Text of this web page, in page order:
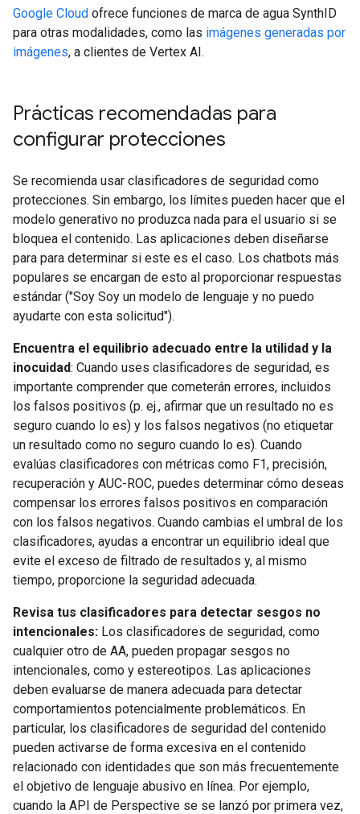
Google Cloud ofrece funciones de marca de agua SynthID
para otras modalidades, como las imágenes generadas por
imágenes, a clientes de Vertex AI.
Prácticas recomendadas para
configurar protecciones
Se recomienda usar clasificadores de seguridad como
protecciones. Sin embargo, los límites pueden hacer que el
modelo generativo no produzca nada para el usuario si se
bloquea el contenido. Las aplicaciones deben diseñarse
para para determinar si este es el caso. Los chatbots más
populares se encargan de esto al proporcionar respuestas
estándar ("Soy Soy un modelo de lenguaje y no puedo
ayudarte con esta solicitud").
Encuentra el equilibrio adecuado entre la utilidad y la
inocuidad: Cuando uses clasificadores de seguridad, es
importante comprender que cometerán errores, incluidos
los falsos positivos (p. ej., afirmar que un resultado no es
seguro cuando lo es) y los falsos negativos (no etiquetar
un resultado como no seguro cuando lo es). Cuando
evalúas clasificadores con métricas como F1, precisión,
recuperación y AUC-ROC, puedes determinar cómo deseas
compensar los errores falsos positivos en comparación
con los falsos negativos. Cuando cambias el umbral de los
clasificadores, ayudas a encontrar un equilibrio ideal que
evite el exceso de filtrado de resultados y, al mismo
tiempo, proporcione la seguridad adecuada.
Revisa tus clasificadores para detectar sesgos no
intencionales: Los clasificadores de seguridad, como
cualquier otro de AA, pueden propagar sesgos no
intencionales, como y estereotipos. Las aplicaciones
deben evaluarse de manera adecuada para detectar
comportamientos potencialmente problemáticos. En
particular, los clasificadores de seguridad del contenido
pueden activarse de forma excesiva en el contenido
relacionado con identidades que son más frecuentemente
el objetivo de lenguaje abusivo en línea. Por ejemplo,
cuando la API de Perspective se se lanzó por primera vez,